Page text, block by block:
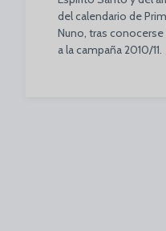
del calendario de
Nuno, tras
a la campaña 2010/11.